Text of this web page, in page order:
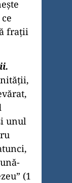
fraţii
unul
(1